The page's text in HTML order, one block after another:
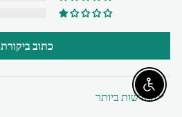
כתוב ביקורת
SORT BY
Enable accessibility